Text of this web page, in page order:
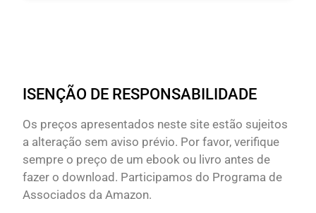
ISENÇÃO DE RESPONSABILIDADE
Os preços apresentados neste site estão sujeitos
a alteração sem aviso prévio. Por favor, verifique
sempre o preço de um ebook ou livro antes de
fazer o download. Participamos do Programa de
Associados da Amazon.